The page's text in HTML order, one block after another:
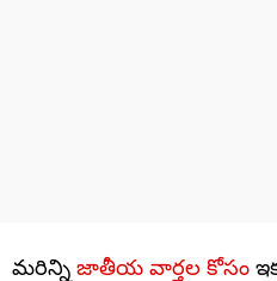
మరిన్ని జాతీయ వార్తల కోసం